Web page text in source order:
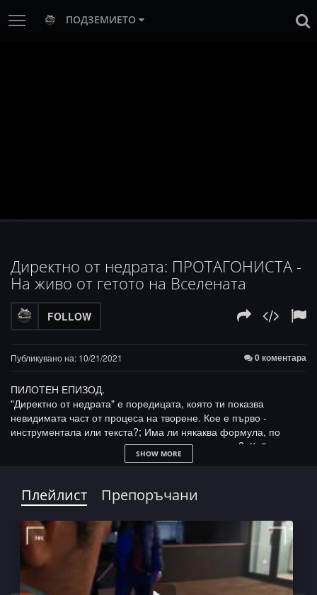
ПОДЗЕМИЕТО
Директно от недрата: ПРОТАГОНИСТА -
На живо от гетото на Вселената
FOLLOW
Публикувано на: 10/21/2021 0 коментара
ПИЛОТЕН ЕПИЗОД.
"Директно от недрата" е поредицата, която ти показва
невидимата част от процеса на творене. Кое е първо -
инструментала или текста?; Има ли някаква формула, по
която се водят артистите, докато пишат текстове?; Кой дърпа
конците при записа на видеоклип - артиста или оператора? са
нас в това приключение!
дебютния албума на ПРОТАГОНИСТА - "На живо от гетото на
Вселената", ще видиш как и къде са заснети кадрите от клипа
към едноименния трак и ще усетиш цялата емоция, която
присъстваше на снимките. Всичко това представено напълно
неподправено и естествено.
SHOW MORE
Плейлист Препоръчани